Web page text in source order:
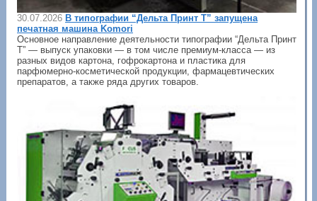
30.07.2026 В типографии “Дельта Принт Т” запущена
печатная машина Komori
Основное направление деятельности типографии “Дельта Принт
Т” — выпуск упаковки — в том числе премиум-класса — из
разных видов картона, гофрокартона и пластика для
парфюмерно-косметической продукции, фармацевтических
препаратов, а также ряда других товаров.